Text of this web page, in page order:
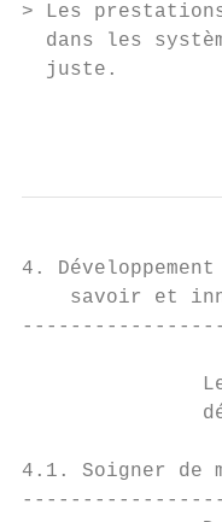
> Les
dans les
  juste.
4.
savoir et
4.1. Soigner de